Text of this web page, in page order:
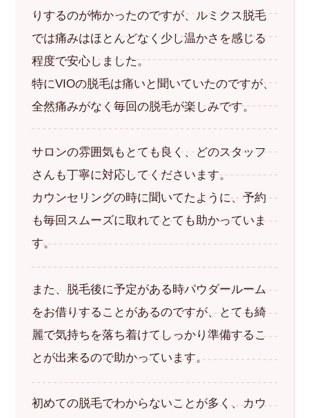
りするのが怖かったのですが、ルミクス脱毛
では痛みはほとんどなく少し温かさを感じる
程度で安心しました。
特にVIOの脱毛は痛いと聞いていたのですが、
全然痛みがなく毎回の脱毛が楽しみです。
サロンの雰囲気もとても良く、どのスタッフ
さんも丁寧に対応してくださいます。
カウンセリングの時に聞いてたように、予約
も毎回スムーズに取れてとても助かっていま
す。
また、脱毛後に予定がある時パウダールーム
をお借りすることがあるのですが、とても綺
麗で気持ちを落ち着けてしっかり準備するこ
とが出来るので助かっています。
初めての脱毛でわからないことが多く、カウ